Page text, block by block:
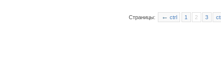
Страницы: ← ctrl 1 2 3